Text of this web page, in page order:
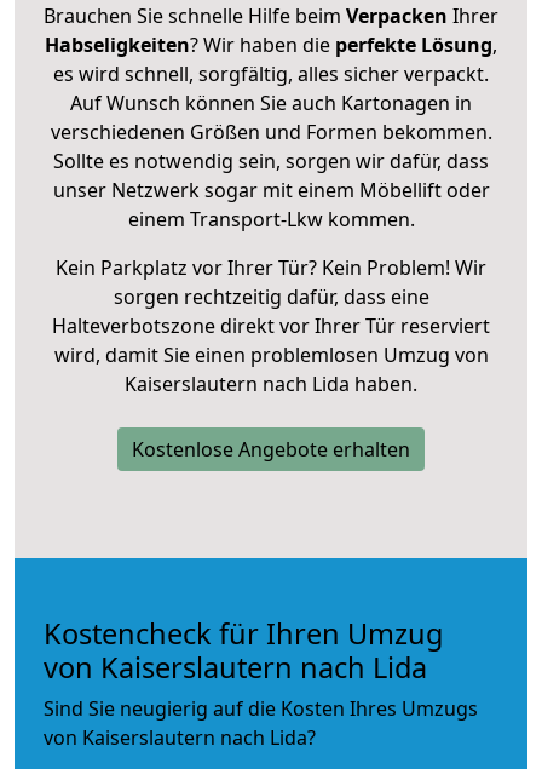
Brauchen Sie schnelle Hilfe beim Verpacken Ihrer
Habseligkeiten? Wir haben die perfekte Lösung,
es wird schnell, sorgfältig, alles sicher verpackt.
Auf Wunsch können Sie auch Kartonagen in
verschiedenen Größen und Formen bekommen.
Sollte es notwendig sein, sorgen wir dafür, dass
unser Netzwerk sogar mit einem Möbellift oder
einem Transport-Lkw kommen.
Kein Parkplatz vor Ihrer Tür? Kein Problem! Wir
sorgen rechtzeitig dafür, dass eine
Halteverbotszone direkt vor Ihrer Tür reserviert
wird, damit Sie einen problemlosen Umzug von
Kaiserslautern nach Lida haben.
Kostenlose Angebote erhalten
Kostencheck für Ihren Umzug
von Kaiserslautern nach Lida
Sind Sie neugierig auf die Kosten Ihres Umzugs
von Kaiserslautern nach Lida?